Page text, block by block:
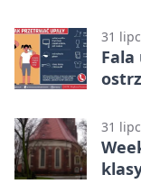
31
Fala
31